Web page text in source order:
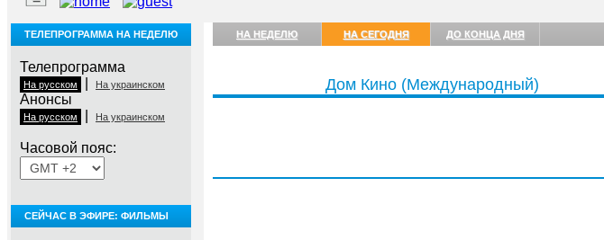
ТЕЛЕПРОГРАММА НА НЕДЕЛЮ
Телепрограмма
На русском На украинском
Анонсы
На русском На украинском
Часовой пояс:
СЕЙЧАС В ЭФИРЕ: ФИЛЬМЫ
НА НЕДЕЛЮ НА СЕГОДНЯ ДО КОНЦА ДНЯ
Дом Кино (Международный)